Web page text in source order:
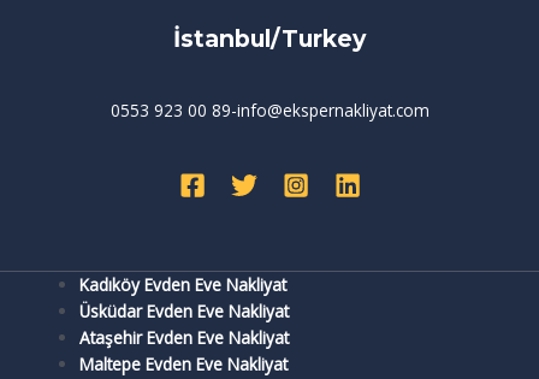
İstanbul/Turkey
0553 923 00 89-info@ekspernakliyat.com
Kadıköy Evden Eve Nakliyat
Üsküdar Evden Eve Nakliyat
Ataşehir Evden Eve Nakliyat
Maltepe Evden Eve Nakliyat